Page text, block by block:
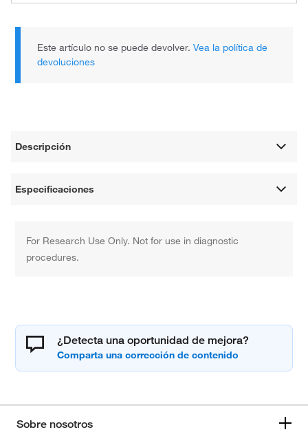
Este artículo no se puede devolver.Vea la política de
devoluciones
Descripción
Especificaciones
For Research Use Only. Not for use in diagnostic
procedures.
¿Detecta una oportunidad de mejora?
Sobre nosotros